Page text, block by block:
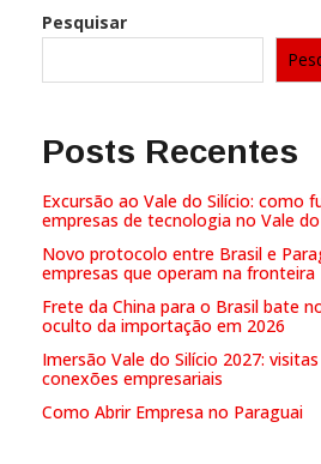
Pesquisar
Posts Recentes
Excursão ao Vale do Silício: como
empresas de tecnologia no Vale do
Novo protocolo entre Brasil e
empresas que operam na fronteira
Frete da China para o Brasil bate
oculto da importação em 2026
Imersão Vale do Silício 2027:
conexões empresariais
Como Abrir Empresa no Paraguai